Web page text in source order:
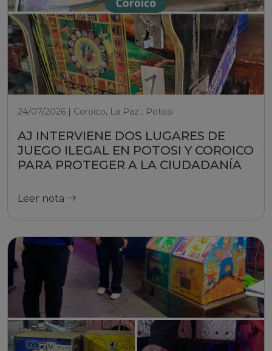
24/07/2026 | Coroico, La Paz ; Potosi
AJ INTERVIENE DOS LUGARES DE
JUEGO ILEGAL EN POTOSI Y COROICO
PARA PROTEGER A LA CIUDADANÍA
Leer nota